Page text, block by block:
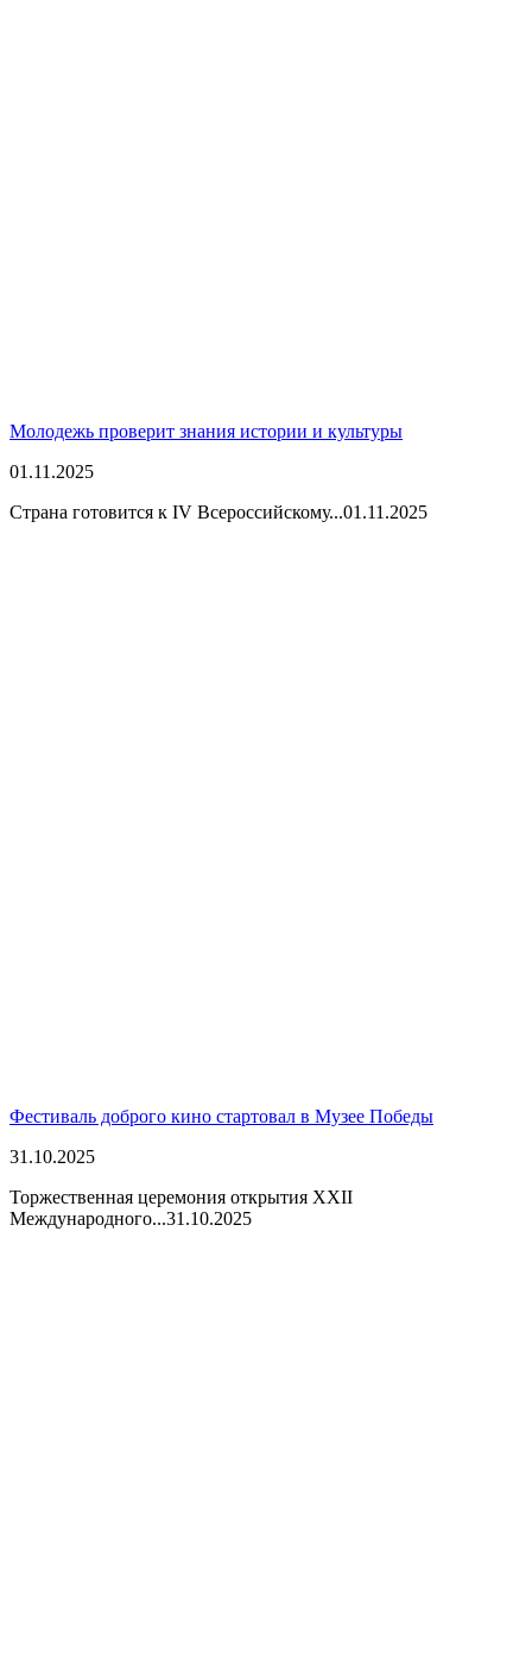
Молодежь проверит знания истории и культуры
01.11.2025
Страна готовится к IV Всероссийскому...01.11.2025
Фестиваль доброго кино стартовал в Музее Победы
31.10.2025
Торжественная церемония открытия XXII
Международного...31.10.2025